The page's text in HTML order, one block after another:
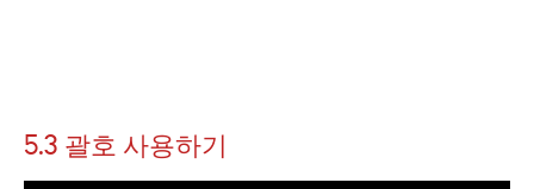
5.3 괄호 사용하기